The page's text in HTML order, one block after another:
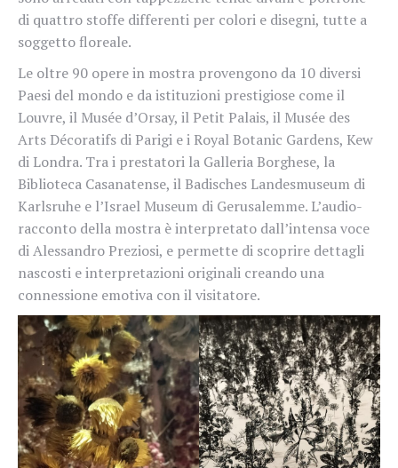
di quattro stoffe differenti per colori e disegni, tutte a
soggetto floreale.
Le oltre 90 opere in mostra provengono da 10 diversi
Paesi del mondo e da istituzioni prestigiose come il
Louvre, il Musée d’Orsay, il Petit Palais, il Musée des
Arts Décoratifs di Parigi e i Royal Botanic Gardens, Kew
di Londra. Tra i prestatori la Galleria Borghese, la
Biblioteca Casanatense, il Badisches Landesmuseum di
Karlsruhe e l’Israel Museum di Gerusalemme. L’audio-
racconto della mostra è interpretato dall’intensa voce
di Alessandro Preziosi, e permette di scoprire dettagli
nascosti e interpretazioni originali creando una
connessione emotiva con il visitatore.